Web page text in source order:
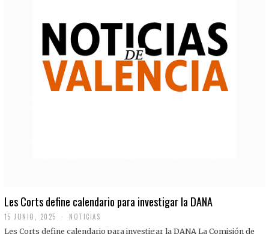
Les Corts define calendario para investigar la DANA
15 JUNIO, 2025 NOTICIAS
Les Corts define calendario para investigar la DANA La Comisión de